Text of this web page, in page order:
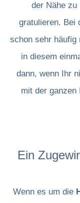
der Nähe zu
gratulieren. Bei
schon sehr häufig
in diesem
dann, wenn Ihr
mit der ganzen
Ein
Wenn es um die